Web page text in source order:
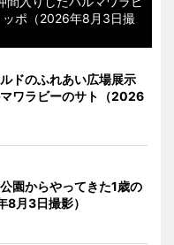
ッポ（2026年8月3日撮
ドのふれあい広場展示
ワラビーのサト（2026
園からやってきた1歳の
月3日撮影）